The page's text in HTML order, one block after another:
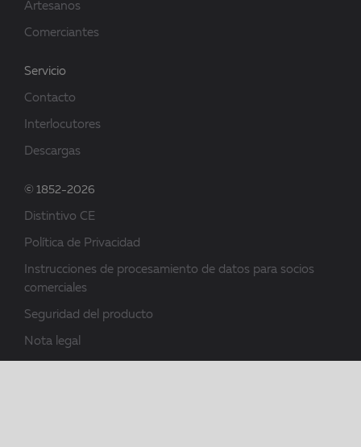
Artesanos
Comerciantes
Servicio
Contacto
Interlocutores
Descargas
© 1852-2026
Distintivo CE
Política de Privacidad
Instrucciones de procesamiento de datos para socios
comerciales
Seguridad del producto
Nota legal